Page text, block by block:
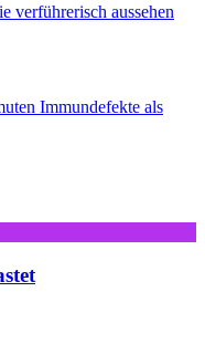
verführerisch aussehen
Immundefekte als